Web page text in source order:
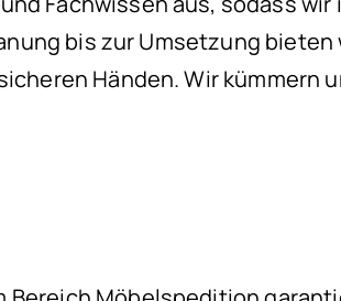
bis zur Umsetzung
Händen. Wir kümmern